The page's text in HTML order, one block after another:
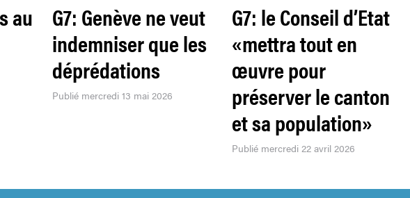
au
G7: Genève ne veut
indemniser que les
déprédations
Publié mercredi 13 mai 2026
G7: le Conseil d’Etat
«mettra tout en
œuvre pour
préserver le canton
et sa population»
Publié mercredi 22 avril 2026